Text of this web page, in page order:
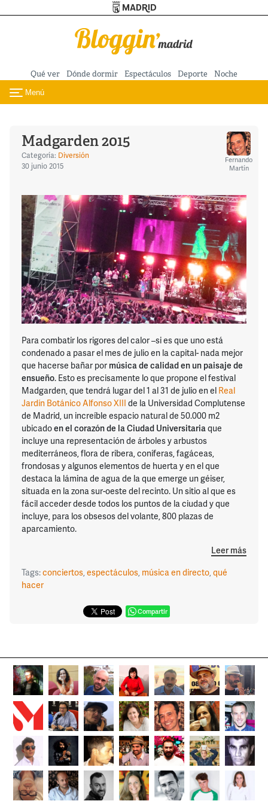
Pasar al contenido principal
Qué ver Dónde dormir Espectáculos Deporte Noche
Toggle navigation
Menú
Madgarden 2015
Categoría: Diversión
30 junio 2015
Fernando
Martín
Para combatir los rigores del calor –si es que uno está
condenado a pasar el mes de julio en la capital- nada mejor
que hacerse bañar por música de calidad en un paisaje de
ensueño. Esto es precisamente lo que propone el festival
Madgarden, que tendrá lugar del 1 al 31 de julio en el Real
Jardín Botánico Alfonso XIII de la Universidad Complutense
de Madrid, un increíble espacio natural de 50.000 m2
ubicadoen el corazón de la Ciudad Universitariaque
incluye una representación de árboles y arbustos
mediterráneos, flora de ribera, coníferas, fagáceas,
frondosas y algunos elementos de huerta y en el que
destaca la lámina de agua de la que emerge un géiser,
situada en la zona sur-oeste del recinto. Un sitio al que es
fácil acceder desde todos los puntos de la ciudad y que
incluye, para los obsesos del volante, 800 plazas de
aparcamiento.
Leer más
Tags:conciertos,espectáculos, música en directo,qué
hacer
Compartir